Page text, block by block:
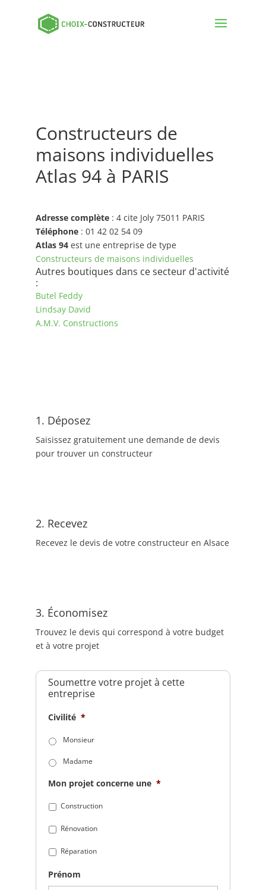
Constructeurs de
maisons individuelles
Atlas 94 à PARIS
Adresse complète: 4 cite Joly 75011 PARIS
Téléphone: 01 42 02 54 09
Atlas 94est une entreprise de type
Constructeurs de maisons individuelles
Autres boutiques dans ce secteur d'activité
:
Butel Feddy
Lindsay David
A.M.V. Constructions
1. Déposez
Saisissez gratuitement une demande de devis
pour trouver un constructeur
2. Recevez
Recevez le devis de votre constructeur en Alsace
3. Économisez
Trouvez le devis qui correspond à votre budget
et à votre projet
Soumettre votre projet à cette
entreprise
Civilité *
Monsieur
Madame
Mon projet concerne une *
Construction
Rénovation
Réparation
Prénom